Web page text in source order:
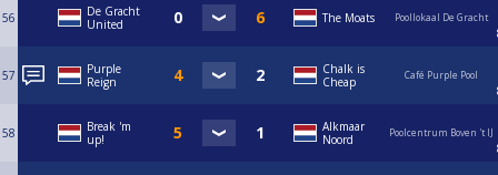
56
De Gracht
United
The Moats Poollokaal De Gracht
57
Purple
Reign
Chalk is
Cheap
Café Purple Pool
58
Break 'm
up!
Alkmaar
Noord
Poolcentrum Boven 't IJ